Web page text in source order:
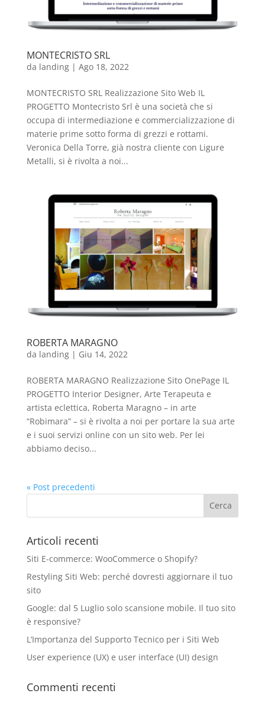
MONTECRISTO SRL
da landing| Ago 18, 2022
MONTECRISTO SRL Realizzazione Sito Web IL
PROGETTO Montecristo Srl è una società che si
occupa di intermediazione e commercializzazione di
materie prime sotto forma di grezzi e rottami.
Veronica Della Torre, già nostra cliente con Ligure
Metalli, si è rivolta a noi...
ROBERTA MARAGNO
da landing| Giu 14, 2022
ROBERTA MARAGNO Realizzazione Sito OnePage IL
PROGETTO Interior Designer, Arte Terapeuta e
artista eclettica, Roberta Maragno – in arte
“Robimara” – si è rivolta a noi per portare la sua arte
e i suoi servizi online con un sito web. Per lei
abbiamo deciso...
« Post precedenti
Articoli recenti
Siti E-commerce: WooCommerce o Shopify?
Restyling Siti Web: perché dovresti aggiornare il tuo
sito
Google: dal 5 Luglio solo scansione mobile. Il tuo sito
è responsive?
L’Importanza del Supporto Tecnico per i Siti Web
User experience (UX) e user interface (UI) design
Commenti recenti